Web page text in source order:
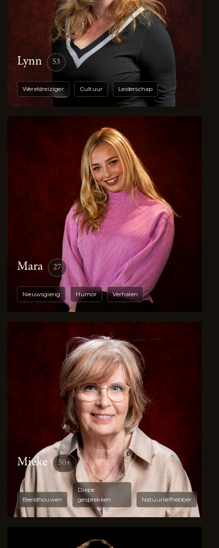
Lynn 53
Wereldreiziger Cultuur Leiderschap
Mara 27
Nieuwsgierig Humor Verhalen
Mieke 50+
Beeldhouwen
Diepe
gesprekken
Natuurliefhebber